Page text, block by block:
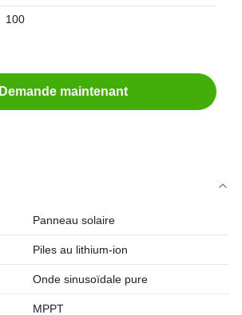
100
Demande maintenant
Panneau solaire
Piles au lithium-ion
Onde sinusoïdale pure
MPPT